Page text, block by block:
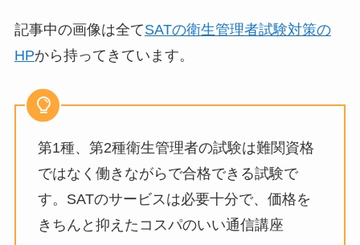
記事中の画像は全てSATの衛生管理者試験対策の
HPから持ってきています。
第1種、第2種衛生管理者の試験は難関資格
ではなく働きながらで合格できる試験で
す。SATのサービスは必要十分で、価格を
きちんと抑えたコスパのいい通信講座